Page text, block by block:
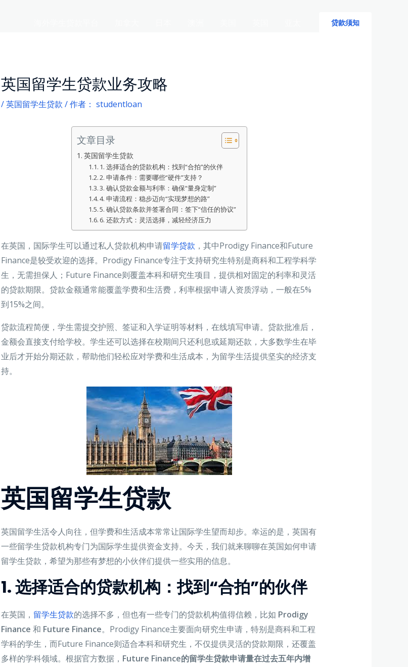
贷款须知
英国留学生贷款业务攻略
/英国留学生贷款 / 作者： studentloan
文章目录
英国留学生贷款
1. 选择适合的贷款机构：找到“合拍”的伙伴
2. 申请条件：需要哪些“硬件”支持？
3. 确认贷款金额与利率：确保“量身定制”
4. 申请流程：稳步迈向“实现梦想的路”
5. 确认贷款条款并签署合同：签下“信任的协议”
6. 还款方式：灵活选择，减轻经济压力
在英国，国际学生可以通过私人贷款机构申请留学贷款 ，其中Prodigy Finance和Future
Finance是较受欢迎的选择。Prodigy Finance专注于支持研究生特别是商科和工程学科学
生，无需担保人；Future Finance则覆盖本科和研究生项目，提供相对固定的利率和灵活
的贷款期限。贷款金额通常能覆盖学费和生活费，利率根据申请人资质浮动，一般在5%
到15%之间。
贷款流程简便，学生需提交护照、签证和入学证明等材料，在线填写申请。贷款批准后，
金额会直接支付给学校。学生还可以选择在校期间只还利息或延期还款，大多数学生在毕
业后才开始分期还款，帮助他们轻松应对学费和生活成本，为留学生活提供坚实的经济支
持。
英国留学生贷款
英国留学生活令人向往，但学费和生活成本常常让国际学生望而却步。幸运的是，英国有
一些留学生贷款机构专门为国际学生提供资金支持。今天，我们就来聊聊在英国如何申请
留学生贷款，希望为那些有梦想的小伙伴们提供一些实用的信息。
1. 选择适合的贷款机构：找到“合拍”的伙伴
在英国， 留学生贷款的选择不多，但也有一些专门的贷款机构值得信赖，比如 Prodigy
Finance 和 Future Finance。Prodigy Finance主要面向研究生申请，特别是商科和工程
学科的学生，而Future Finance则适合本科和研究生，不仅提供灵活的贷款期限，还覆盖
多样的学科领域。根据官方数据， Future Finance的留学生贷款申请量在过去五年内增